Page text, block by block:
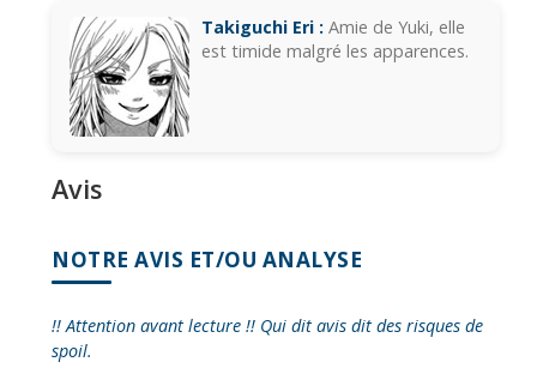
Takiguchi Eri : Amie de Yuki, elle
est timide malgré les apparences.
Avis
NOTRE AVIS ET/OU ANALYSE
!! Attention avant lecture !! Qui dit avis dit des risques de
spoil.